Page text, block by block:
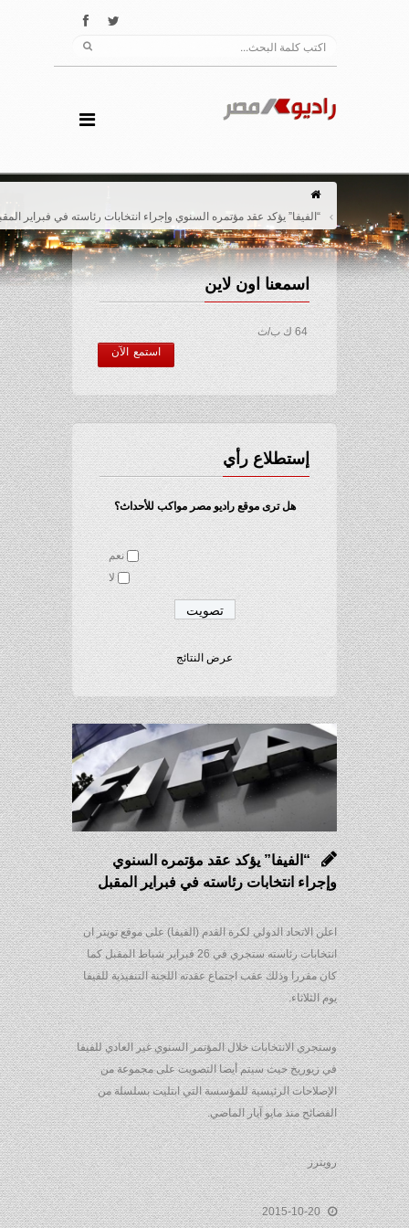
“الفيفا” يؤكد عقد مؤتمره السنوي وإجراء انتخابات رئاسته في فبراير المقبل
اسمعنا اون لاين
64 ك ب/ث
استمع الآن
إستطلاع رأي
هل ترى موقع راديو مصر مواكب للأحداث؟
نعم
عرض النتائج
“الفيفا” يؤكد عقد مؤتمره السنوي
وإجراء انتخابات رئاسته في فبراير المقبل
اعلن الاتحاد الدولي لكرة القدم (الفيفا) على موقع تويتر ان
انتخابات رئاسته ستجري في 26 فبراير شباط المقبل كما
كان مقررا وذلك عقب اجتماع عقدته اللجنة التنفيذية للفيفا
يوم الثلاثاء.
وستجري الانتخابات خلال المؤتمر السنوي غير العادي للفيفا
في زيوريخ حيث سيتم أيضا التصويت على مجموعة من
الإصلاحات الرئيسية للمؤسسة التي ابتليت بسلسلة من
الفضائح منذ مايو آيار الماضي.
رويترز
2015-10-20